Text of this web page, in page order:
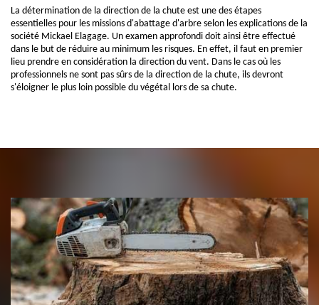
La détermination de la direction de la chute est une des étapes
essentielles pour les missions d'abattage d'arbre selon les explications de la
société Mickael Elagage. Un examen approfondi doit ainsi être effectué
dans le but de réduire au minimum les risques. En effet, il faut en premier
lieu prendre en considération la direction du vent. Dans le cas où les
professionnels ne sont pas sûrs de la direction de la chute, ils devront
s'éloigner le plus loin possible du végétal lors de sa chute.